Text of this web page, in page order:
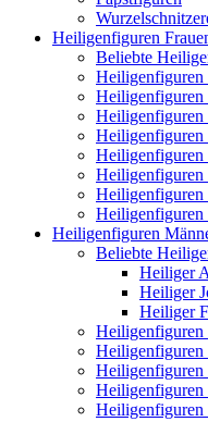
Heiligenfiguren
Beliebte
Heiligenfiguren
Heiligenfiguren
Heiligenfiguren
Heiligenfiguren
Heiligenfiguren
Heiligenfiguren
Heiligenfiguren
Beliebte
Heiliger
Heiliger
Heiliger
Heiligenfiguren
Heiligenfiguren
Heiligenfiguren